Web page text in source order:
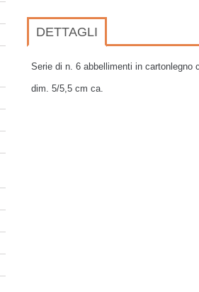
DETTAGLI
Serie di n. 6 abbellimenti in cartonlegno
dim. 5/5,5 cm ca.